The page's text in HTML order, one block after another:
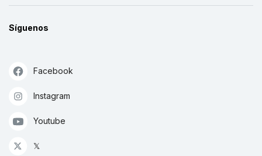
Síguenos
Facebook
Instagram
Youtube
𝕏